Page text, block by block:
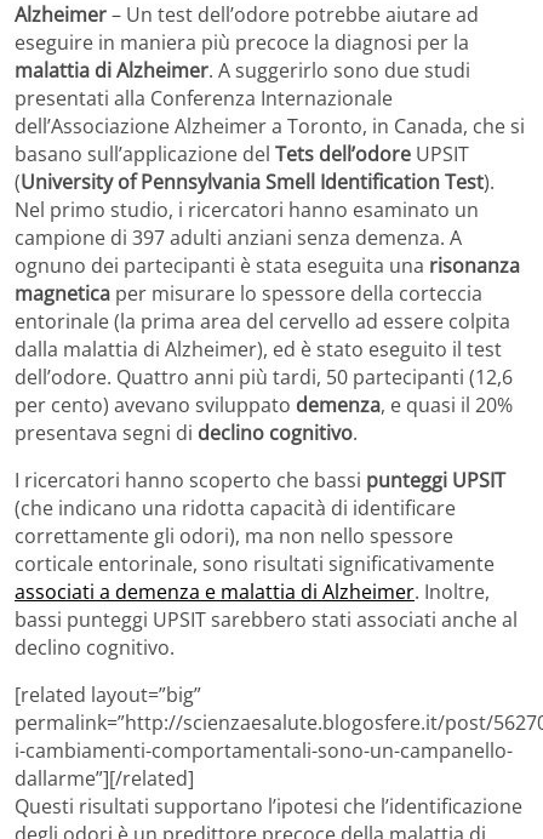
Alzheimer– Un test dell’odore potrebbe aiutare ad
eseguire in maniera più precoce la diagnosi per la
malattia di Alzheimer. A suggerirlo sono due studi
presentati alla Conferenza Internazionale
dell’Associazione Alzheimer a Toronto, in Canada, che si
basano sull’applicazione del Tets dell’odore UPSIT
(University of Pennsylvania Smell Identification Test).
Nel primo studio, i ricercatori hanno esaminato un
campione di 397 adulti anziani senza demenza. A
ognuno dei partecipanti è stata eseguita una risonanza
magnetica per misurare lo spessore della corteccia
entorinale (la prima area del cervello ad essere colpita
dalla malattia di Alzheimer), ed è stato eseguito il test
dell’odore. Quattro anni più tardi, 50 partecipanti (12,6
per cento) avevano sviluppato demenza, e quasi il 20%
presentava segni di declino cognitivo.
I ricercatori hanno scoperto che bassi punteggi UPSIT
(che indicano una ridotta capacità di identificare
correttamente gli odori), ma non nello spessore
corticale entorinale, sono risultati significativamente
associati a demenza e malattia di Alzheimer. Inoltre,
bassi punteggi UPSIT sarebbero stati associati anche al
declino cognitivo.
[related layout=”big”
permalink=”http://scienzaesalute.blogosfere.it/post/
i-cambiamenti-comportamentali-sono-un-campanello-
dallarme”][/related]
Questi risultati supportano l’ipotesi che l’identificazione